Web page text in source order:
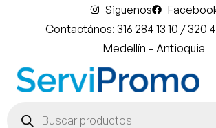
Siguenos
Contactános: 316 284 13 10 / 320
Medellín – Antioquia